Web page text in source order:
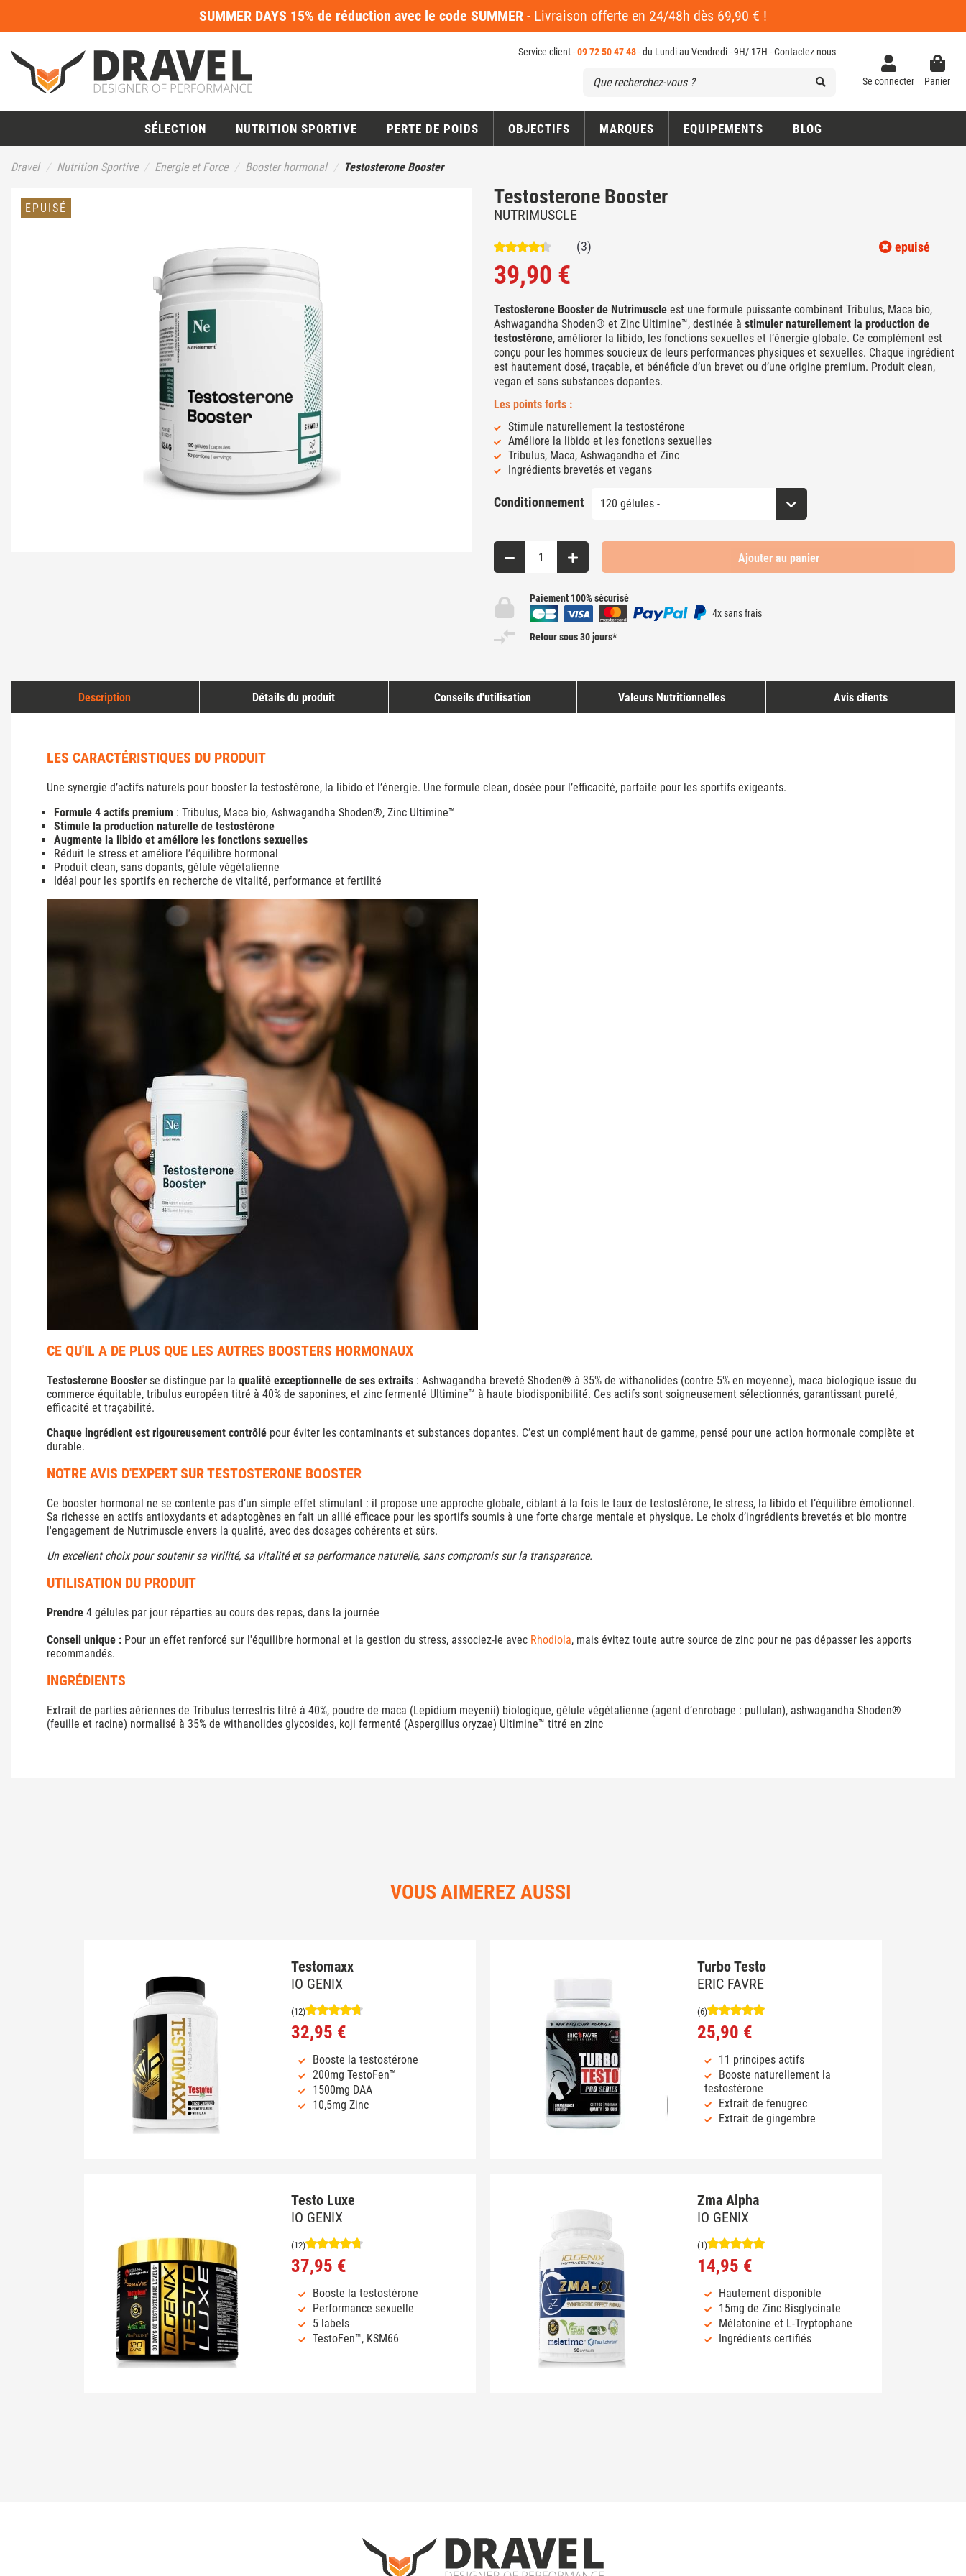
SUMMER DAYS 15% de réduction avec le code SUMMER - Livraison offerte en 24/48h dès 69,90 € !
Service client -09 72 50 47 48- du Lundi au Vendredi - 9H/ 17H -Contactez nous
Se connecter Panier
SÉLECTION NUTRITION SPORTIVE PERTE DE POIDS OBJECTIFS MARQUES EQUIPEMENTS BLOG
Dravel Nutrition Sportive Energie et Force Booster hormonal Testosterone Booster
EPUISÉ Testosterone Booster
NUTRIMUSCLE
(3)
39,90 €
Testosterone Booster de Nutrimuscle est une formule puissante combinant Tribulus, Maca bio,
Ashwagandha Shoden® et Zinc Ultimine™, destinée à stimuler naturellement la production de
testostérone, améliorer la libido, les fonctions sexuelles et l’énergie globale. Ce complément est
conçu pour les hommes soucieux de leurs performances physiques et sexuelles. Chaque ingrédient
est hautement dosé, traçable, et bénéficie d’un brevet ou d’une origine premium. Produit clean,
vegan et sans substances dopantes.
Les points forts :
Stimule naturellement la testostérone
Améliore la libido et les fonctions sexuelles
Tribulus, Maca, Ashwagandha et Zinc
Ingrédients brevetés et vegans
Conditionnement
Ajouter au panier
Paiement 100% sécurisé
4x sans frais
Retour sous 30 jours*
epuisé
Description Détails du produit Conseils d'utilisation Valeurs Nutritionnelles Avis clients
LES CARACTÉRISTIQUES DU PRODUIT
Une synergie d’actifs naturels pour booster la testostérone, la libido et l’énergie. Une formule clean, dosée pour l’efficacité, parfaite pour les sportifs exigeants.
Formule 4 actifs premium : Tribulus, Maca bio, Ashwagandha Shoden®, Zinc Ultimine™
Stimule la production naturelle de testostérone
Augmente la libido et améliore les fonctions sexuelles
Réduit le stress et améliore l’équilibre hormonal
Produit clean, sans dopants, gélule végétalienne
Idéal pour les sportifs en recherche de vitalité, performance et fertilité
CE QU'IL A DE PLUS QUE LES AUTRES BOOSTERS HORMONAUX
Testosterone Booster se distingue par la qualité exceptionnelle de ses extraits : Ashwagandha breveté Shoden® à 35% de withanolides (contre 5% en moyenne), maca biologique issue du
commerce équitable, tribulus européen titré à 40% de saponines, et zinc fermenté Ultimine™ à haute biodisponibilité. Ces actifs sont soigneusement sélectionnés, garantissant pureté,
efficacité et traçabilité.
Chaque ingrédient est rigoureusement contrôlé pour éviter les contaminants et substances dopantes. C’est un complément haut de gamme, pensé pour une action hormonale complète et
durable.
NOTRE AVIS D'EXPERT SUR TESTOSTERONE BOOSTER
Ce booster hormonal ne se contente pas d’un simple effet stimulant : il propose une approche globale, ciblant à la fois le taux de testostérone, le stress, la libido et l’équilibre émotionnel.
Sa richesse en actifs antioxydants et adaptogènes en fait un allié efficace pour les sportifs soumis à une forte charge mentale et physique. Le choix d’ingrédients brevetés et bio montre
l'engagement de Nutrimuscle envers la qualité, avec des dosages cohérents et sûrs.
Un excellent choix pour soutenir sa virilité, sa vitalité et sa performance naturelle, sans compromis sur la transparence.
UTILISATION DU PRODUIT
Prendre 4 gélules par jour réparties au cours des repas, dans la journée
Conseil unique : Pour un effet renforcé sur l'équilibre hormonal et la gestion du stress, associez-le avec Rhodiola, mais évitez toute autre source de zinc pour ne pas dépasser les apports
recommandés.
INGRÉDIENTS
Extrait de parties aériennes de Tribulus terrestris titré à 40%, poudre de maca (Lepidium meyenii) biologique, gélule végétalienne (agent d’enrobage : pullulan), ashwagandha Shoden®
(feuille et racine) normalisé à 35% de withanolides glycosides, koji fermenté (Aspergillus oryzae) Ultimine™ titré en zinc
VOUS AIMEREZ AUSSI
Testomaxx
IO GENIX
(12)
32,95 €
Booste la testostérone
200mg TestoFen™
1500mg DAA
10,5mg Zinc
Turbo Testo
ERIC FAVRE
(6)
25,90 €
11 principes actifs
Booste naturellement la
testostérone
Extrait de fenugrec
Extrait de gingembre
Testo Luxe
IO GENIX
(12)
37,95 €
Booste la testostérone
Performance sexuelle
5 labels
TestoFen™, KSM66
Zma Alpha
IO GENIX
(1)
14,95 €
Hautement disponible
15mg de Zinc Bisglycinate
Mélatonine et L-Tryptophane
Ingrédients certifiés